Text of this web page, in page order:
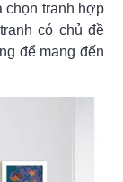
chọn tranh hợp
có chủ đề
để mang đến